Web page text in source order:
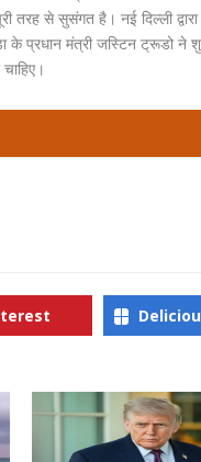
तरह से सुसंगत है। नई दिल्ली
के प्रधान मंत्री जस्टिन ट्रूडो ने